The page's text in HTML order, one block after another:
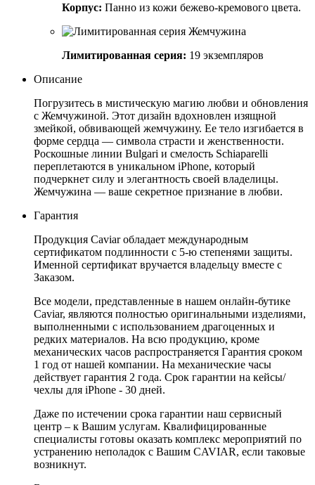
Корпус: Панно из кожи бежево-кремового цвета.
Лимитированная серия: 19 экземпляров
Описание
Погрузитесь в мистическую магию любви и обновления
с Жемчужиной. Этот дизайн вдохновлен изящной
змейкой, обвивающей жемчужину. Ее тело изгибается в
форме сердца — символа страсти и женственности.
Роскошные линии Bulgari и смелость Schiaparelli
переплетаются в уникальном iPhone, который
подчеркнет силу и элегантность своей владелицы.
Жемчужина — ваше секретное признание в любви.
Гарантия
Продукция Caviar обладает международным
сертификатом подлинности с 5-ю степенями защиты.
Именной сертификат вручается владельцу вместе с
Заказом.
Все модели, представленные в нашем онлайн-бутике
Caviar, являются полностью оригинальными изделиями,
выполненными с использованием драгоценных и
редких материалов. На всю продукцию, кроме
механических часов распространяется Гарантия сроком
1 год от нашей компании. На механические часы
действует гарантия 2 года. Срок гарантии на кейсы/
чехлы для iPhone - 30 дней.
Даже по истечении срока гарантии наш сервисный
центр – к Вашим услугам. Квалифицированные
специалисты готовы оказать комплекс мероприятий по
устранению неполадок с Вашим CAVIAR, если таковые
возникнут.